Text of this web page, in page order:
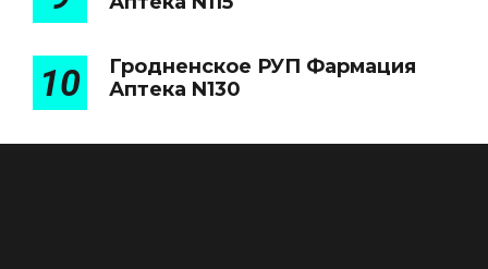
10
Гродненское РУП Фармация
Аптека N130